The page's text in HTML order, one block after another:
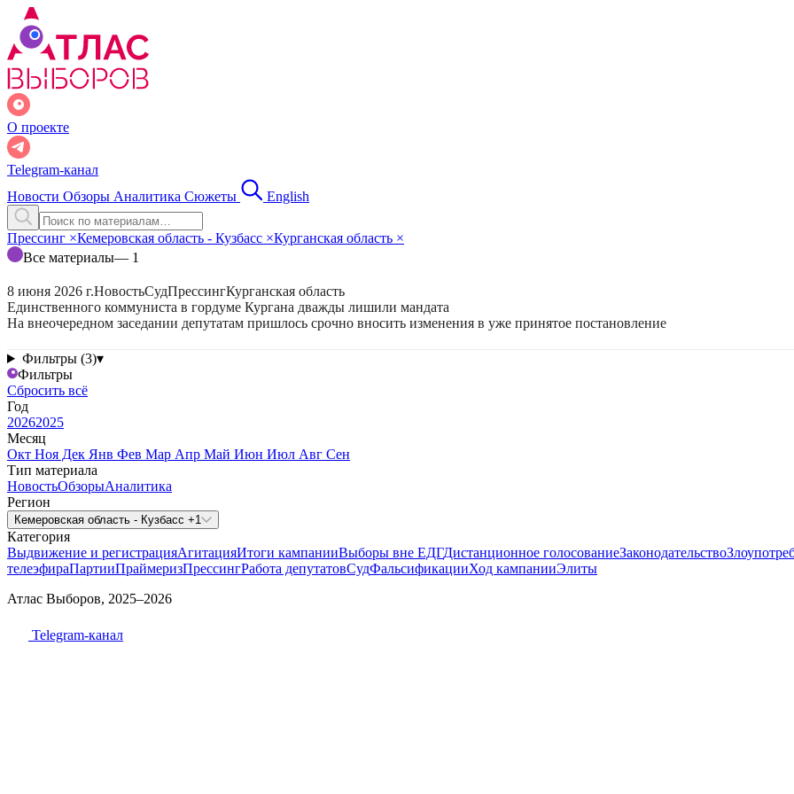
О проекте
Telegram-канал
Новости Обзоры Аналитика Сюжеты English
Прессинг ×Кемеровская область - Кузбасс ×Курганская область ×
Все материалы— 1
8 июня 2026 г.НовостьСудПрессингКурганская область
Единственного коммуниста в гордуме Кургана дважды лишили мандата
На внеочередном заседании депутатам пришлось срочно вносить изменения в уже принятое постановление
Фильтры (3)▾
Фильтры
Сбросить всё
Год
20262025
Месяц
Окт Ноя Дек Янв Фев Мар Апр Май Июн Июл Авг Сен
Тип материала
НовостьОбзорыАналитика
Регион
Кемеровская область - Кузбасс +1
Категория
Выдвижение и регистрацияАгитацияИтоги кампанииВыборы вне ЕДГДистанционное голосованиеЗаконодательство
телеэфираПартииПраймеризПрессингРабота депутатовСудФальсификацииХод кампанииЭлиты
Атлас Выборов, 2025–2026
Telegram-канал